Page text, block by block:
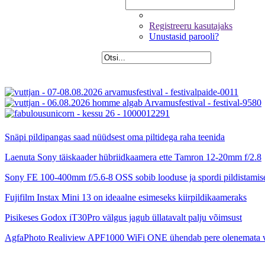
Registreeru kasutajaks
Unustasid parooli?
Snäpi pildipangas saad nüüdsest oma piltidega raha teenida
Laenuta Sony täiskaader hübriidkaamera ette Tamron 12-20mm f/2.8
Sony FE 100-400mm f/5.6-8 OSS sobib looduse ja spordi
Fujifilm Instax Mini 13 on ideaalne esimeseks kiirpildikaameraks
Pisikeses Godox iT30Pro välgus jagub üllatavalt palju võimsust
AgfaPhoto Realiview APF1000 WiFi ONE ühendab pere olenemata